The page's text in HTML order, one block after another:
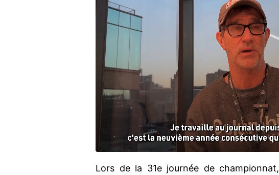
Lors de la 31e journée de championnat,